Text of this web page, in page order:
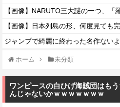
【画像】日本列島の形、何度見ても
ジャンプで綺麗に終わった名作ない
ホーム 未分類
ワンピースの白ひげ海賊団はも
んじゃないかｗｗｗｗｗｗｗ